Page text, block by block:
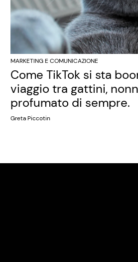
MARKETING E COMUNICAZIONE
Come TikTok si sta
viaggio tra gattini,
profumato di sempre.
Greta Piccotin